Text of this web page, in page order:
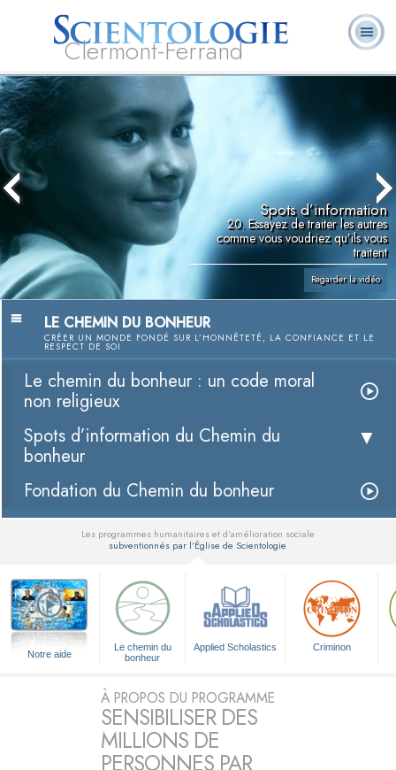
Clermont-Ferrand
L. Ron Hubbard
Qu’est-ce que la
Spots d’information
20. Essayez de traiter les autres
comme vous voudriez qu’ils vous
traitent
Regarder la vidéo
LE CHEMIN DU BONHEUR
CRÉER UN MONDE FONDÉ SUR L’HONNÊTETÉ, LA CONFIANCE ET LE
RESPECT DE SOI
Le chemin du bonheur : un code moral
non religieux
Spots d’information du Chemin du
bonheur
Fondation du Chemin du bonheur
Les programmes humanitaires et d’amélioration sociale
subventionnés par l’Église de Scientologie
Notre aide
Le chemin du
bonheur
Applied Scholastics Criminon
À PROPOS DU PROGRAMME
SENSIBILISER DES
MILLIONS DE
PERSONNES PAR